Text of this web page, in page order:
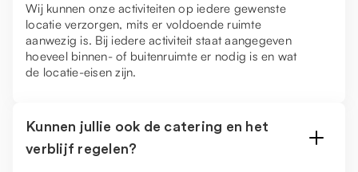
Wij kunnen onze activiteiten op iedere gewenste
locatie verzorgen, mits er voldoende ruimte
aanwezig is. Bij iedere activiteit staat aangegeven
hoeveel binnen- of buitenruimte er nodig is en wat
de locatie-eisen zijn.
Kunnen jullie ook de catering en het
verblijf regelen?